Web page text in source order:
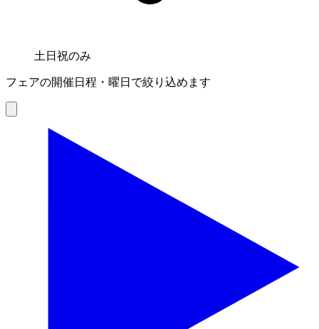
土日祝のみ
フェアの開催日程・曜日で絞り込めます